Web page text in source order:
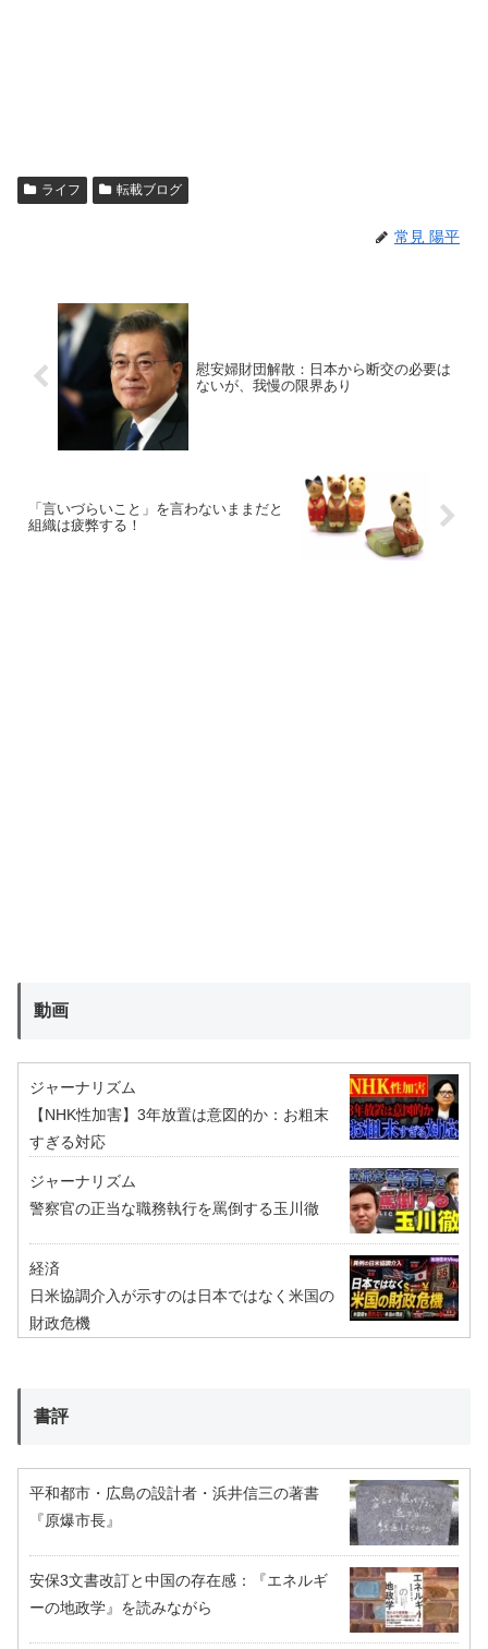
ライフ 転載ブログ
常見 陽平
慰安婦財団解散：日本から断交の必要は
ないが、我慢の限界あり
「言いづらいこと」を言わないままだと
組織は疲弊する！
動画
ジャーナリズム
【NHK性加害】3年放置は意図的か：お粗末
すぎる対応
ジャーナリズム
警察官の正当な職務執行を罵倒する玉川徹
経済
日米協調介入が示すのは日本ではなく米国の
財政危機
書評
平和都市・広島の設計者・浜井信三の著書
『原爆市長』
安保3文書改訂と中国の存在感：『エネルギ
ーの地政学』を読みながら